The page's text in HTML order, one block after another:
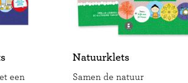
een
Natuurklets
Samen de natuur